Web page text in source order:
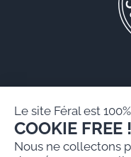
Le site Féral est 100%
COOKIE FREE !
Nous ne collectons